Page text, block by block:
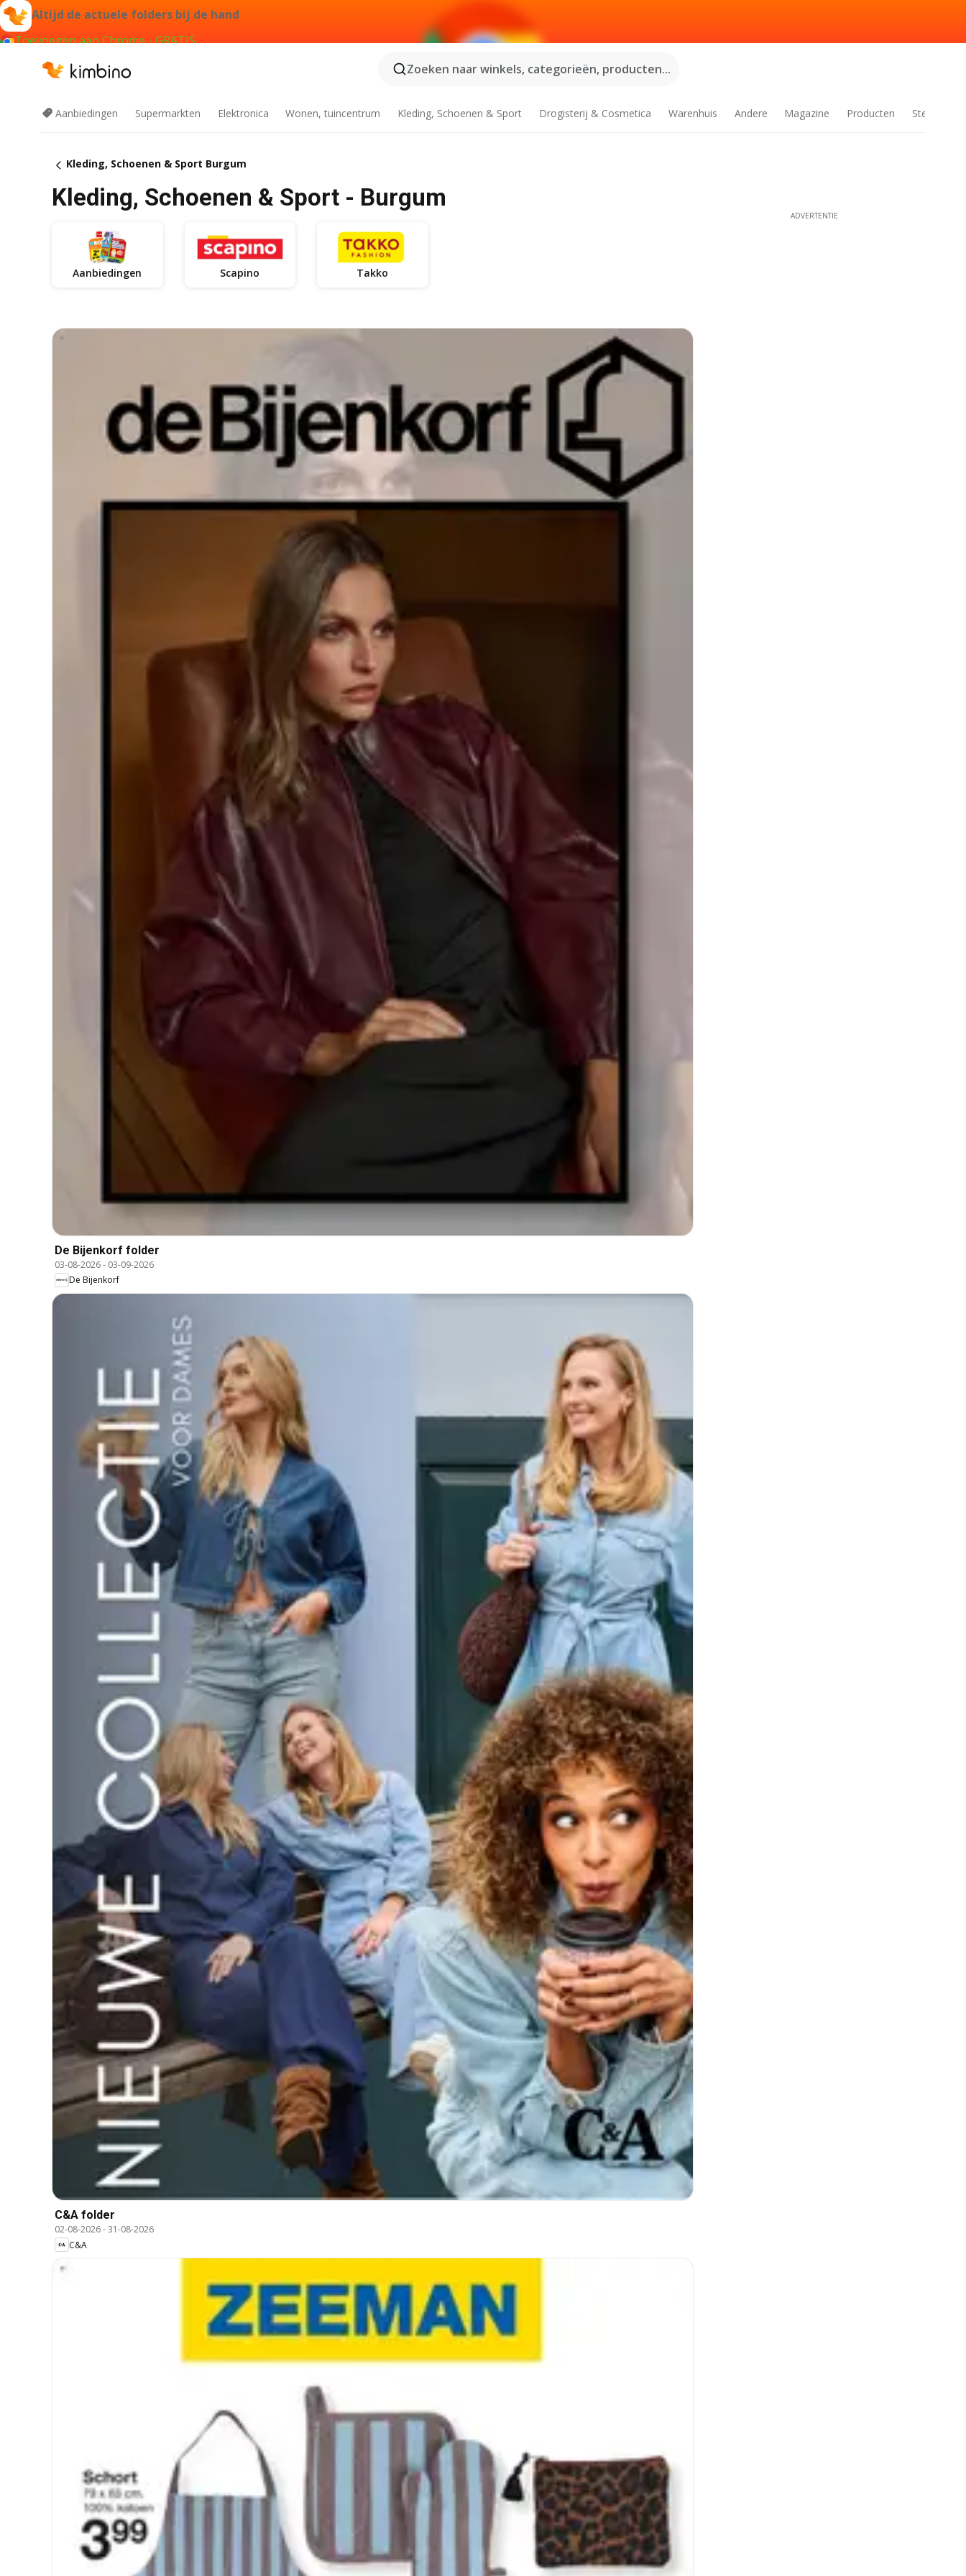
Altijd de actuele folders bij de hand
Toevoegen aan Chrome - GRATIS
Zoeken naar winkels, categorieën, producten...
Aanbiedingen Supermarkten Elektronica Wonen, tuincentrum Kleding, Schoenen & Sport Drogisterij & Cosmetica Warenhuis Andere Magazine Producten Steden
Kleding, Schoenen & Sport Burgum
Kleding, Schoenen & Sport - Burgum
Aanbiedingen Scapino Takko
De Bijenkorf folder
03-08-2026- 03-09-2026
De Bijenkorf
C&A folder
02-08-2026-31-08-2026
C&A
ADVERTENTIE